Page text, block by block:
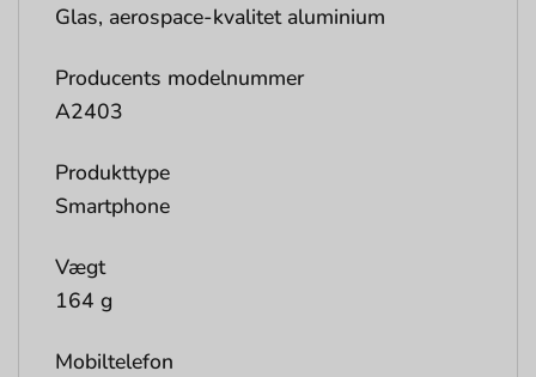
Glas, aerospace-kvalitet aluminium
Producents modelnummer
A2403
Produkttype
Smartphone
Vægt
164 g
Mobiltelefon